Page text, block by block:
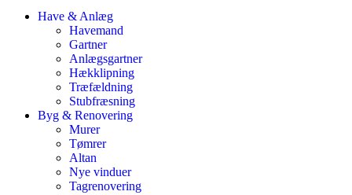
Have & Anlæg
Havemand
Gartner
Anlægsgartner
Hækklipning
Træfældning
Stubfræsning
Byg & Renovering
Murer
Tømrer
Altan
Nye vinduer
Tagrenovering